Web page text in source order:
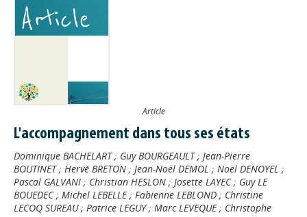
Article
L'accompagnement dans tous ses états
Dominique BACHELART; Guy BOURGEAULT; Jean-Pierre
BOUTINET; Hervé BRETON ; Jean-Noël DEMOL ; Noël DENOYEL ;
Pascal GALVANI ; Christian HESLON ; Josette LAYEC; Guy LE
BOUEDEC; Michel LEBELLE; Fabienne LEBLOND ; Christine
LECOQ SUREAU; Patrice LEGUY; Marc LEVEQUE; Christophe